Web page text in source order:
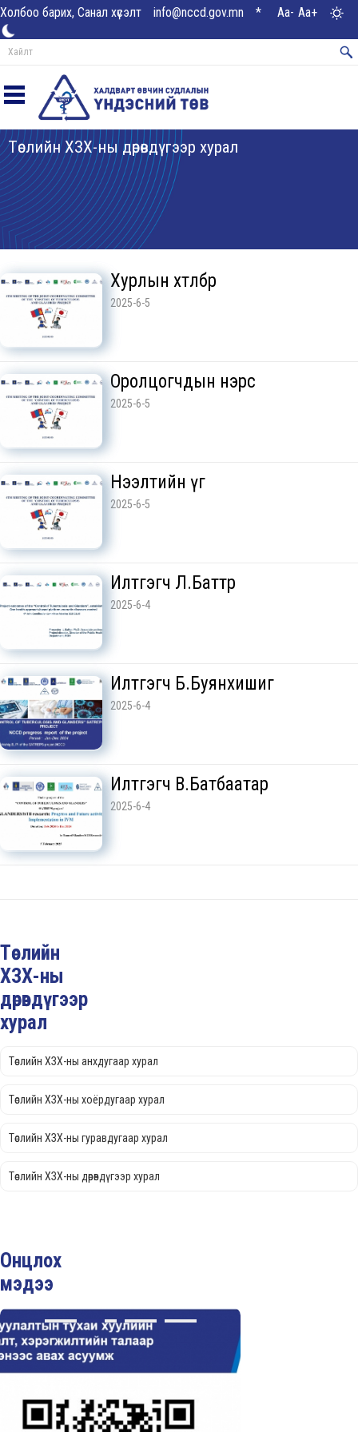
Холбоо барих, Санал хүсэлт info@nccd.gov.mn * Aa- Aa+
Төслийн ХЗХ-ны дөрөвдүгээр хурал
Хурлын хөтөлбөр
2025-6-5
Оролцогчдын нэрс
2025-6-5
Нээлтийн үг
2025-6-5
Илтгэгч Л.Баттөр
2025-6-4
Илтгэгч Б.Буянхишиг
2025-6-4
Илтгэгч В.Батбаатар
2025-6-4
Төслийн
ХЗХ-ны
дөрөвдүгээр
хурал
Төслийн ХЗХ-ны анхдугаар хурал
Төслийн ХЗХ-ны хоёрдугаар хурал
Төслийн ХЗХ-ны гуравдугаар хурал
Төслийн ХЗХ-ны дөрөвдүгээр хурал
Онцлох
мэдээ